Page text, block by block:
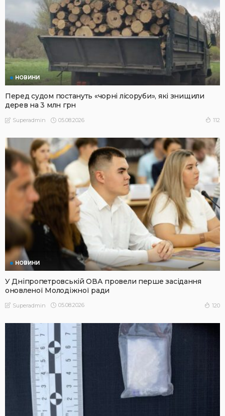
НОВИНИ
Перед судом постануть «чорні лісоруби», які знищили
дерев на 3 млн грн
Superadmin 05.08.2026 112
НОВИНИ
У Дніпропетровській ОВА провели перше засідання
оновленої Молодіжної ради
Superadmin 05.08.2026 120